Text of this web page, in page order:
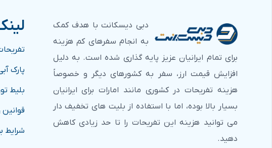
دبی دیسکانت با هدف کمک
به انجام سفرهای کم هزینه
برای تمام ایرانیان عزیز پایه گذاری شده است. به دلیل
افزایش قیمت ارز، سفر به کشورهای دیگر و خصوصاً
هزینه تفریحات در کشوری مانند امارات برای ایرانیان
بسیار بالا بوده، اما با استفاده از بلیت های تخفیف دار
می توانید هزینه این تفریحات را تا حد زیادی کاهش
دهید.
پارک
بلیط
شرایط